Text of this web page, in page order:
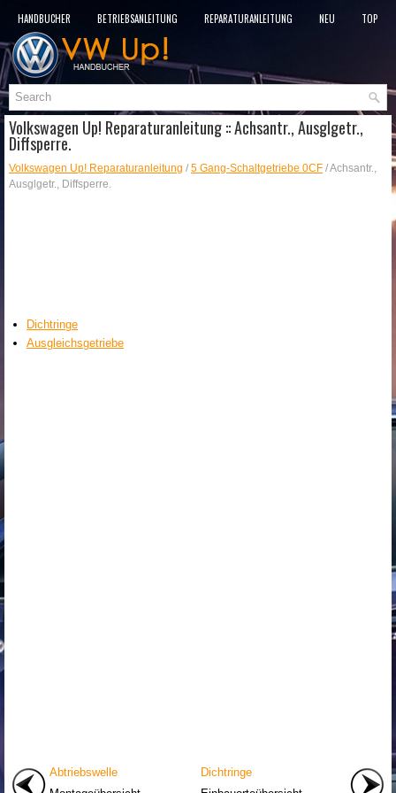
HANDBÜCHER BETRIEBSANLEITUNG REPARATURANLEITUNG NEU
TOP
SITEMAP
Volkswagen Up! Reparaturanleitung :: Achsantr., Ausglgetr.,
Diffsperre.
Volkswagen Up! Reparaturanleitung / 5 Gang-Schaltgetriebe 0CF / Achsantr.,
Ausglgetr., Diffsperre.
Dichtringe
Ausgleichsgetriebe
Abtriebswelle
Dichtringe